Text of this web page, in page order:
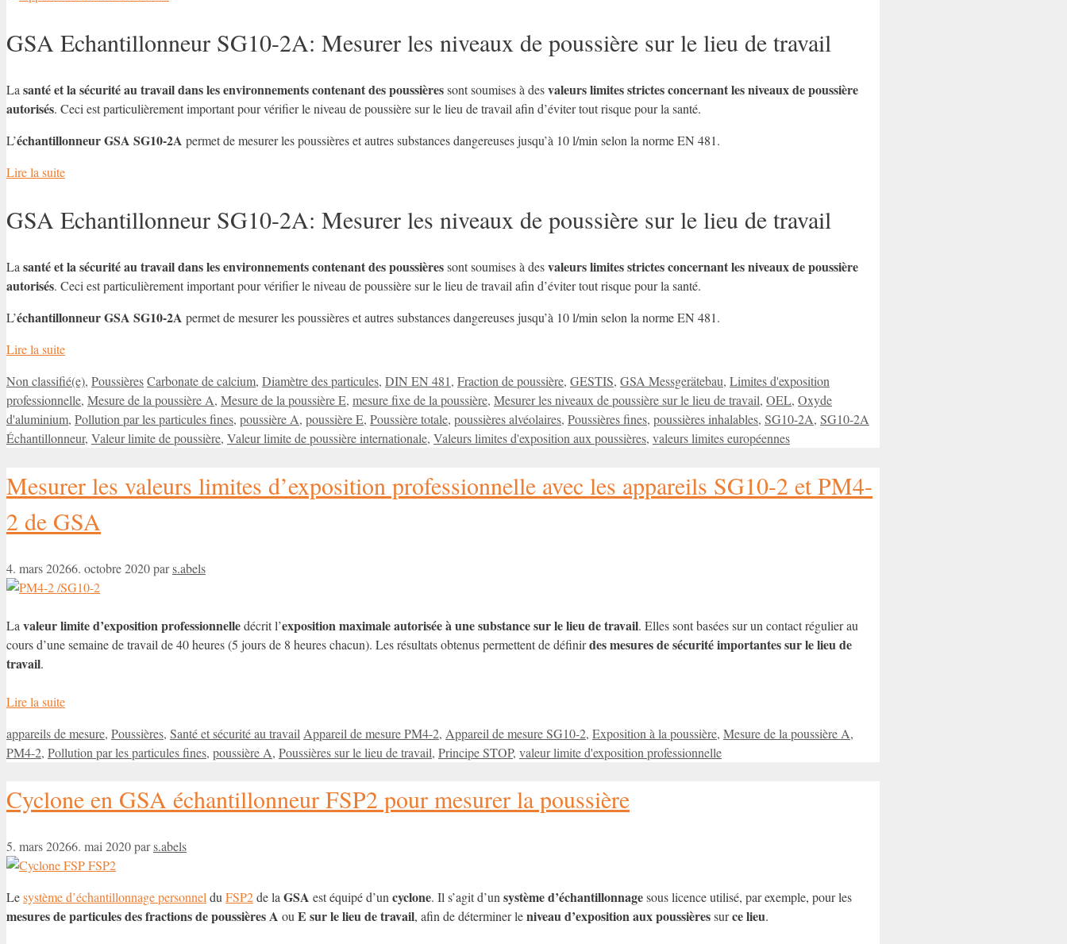
GSA Echantillonneur SG10-2A: Mesurer les niveaux de poussière sur le lieu de travail
La santé et la sécurité au travail dans les environnements contenant des poussièressont soumises à desvaleurs limites strictes concernant les niveaux de poussière
autorisés. Ceci est particulièrement important pour vérifier le niveau de poussière sur le lieu de travail afin d’éviter tout risque pour la santé.
L’échantillonneur GSA SG10-2A permet de mesurer les poussières et autres substances dangereuses jusqu’à 10 l/min selon la norme EN 481.
Lire la suite
GSA Echantillonneur SG10-2A: Mesurer les niveaux de poussière sur le lieu de travail
La santé et la sécurité au travail dans les environnements contenant des poussièressont soumises à desvaleurs limites strictes concernant les niveaux de poussière
autorisés. Ceci est particulièrement important pour vérifier le niveau de poussière sur le lieu de travail afin d’éviter tout risque pour la santé.
L’échantillonneur GSA SG10-2A permet de mesurer les poussières et autres substances dangereuses jusqu’à 10 l/min selon la norme EN 481.
Lire la suite
Catégories
Non classifié(e), PoussièresÉtiquettes
Carbonate de calcium, Diamètre des particules, DIN EN 481, Fraction de poussière, GESTIS, GSA Messgerätebau, Limites d'exposition
professionnelle, Mesure de la poussière A, Mesure de la poussière E, mesure fixe de la poussière, Mesurer les niveaux de poussière sur le lieu de travail, OEL, Oxyde
d'aluminium, Pollution par les particules fines, poussière A, poussière E, Poussière totale, poussières alvéolaires, Poussières fines, poussières inhalables, SG10-2A, SG10-2A
Échantillonneur, Valeur limite de poussière, Valeur limite de poussière internationale, Valeurs limites d'exposition aux poussières, valeurs limites européennes
Mesurer les valeurs limites d’exposition professionnelle avec les appareils SG10-2 et PM4-
2 de GSA
4. mars 20266. octobre 2020pars.abels
La valeur limite d’exposition professionnelledécrit l’exposition maximale autorisée à une substance sur le lieu de travail. Elles sont basées sur un contact régulier au
cours d’une semaine de travail de 40 heures (5 jours de 8 heures chacun). Les résultats obtenus permettent de définirdes mesures de sécurité importantes sur le lieu de
travail.
Lire la suite
Catégories
appareils de mesure, Poussières, Santé et sécurité au travail Étiquettes
Appareil de mesure PM4-2, Appareil de mesure SG10-2, Exposition à la poussière, Mesure de la poussière A,
PM4-2, Pollution par les particules fines, poussière A, Poussières sur le lieu de travail, Principe STOP, valeur limite d'exposition professionnelle
Cyclone en GSA échantillonneur FSP2 pour mesurer la poussière
5. mars 20266. mai 2020pars.abels
Lesystème d’échantillonnage personnelduFSP2de laGSA est équipé d’uncyclone. Il s’agit d’unsystème d’échantillonnagesous licence utilisé, par exemple, pour les
mesures de particules des fractions de poussièresA ouE sur le lieu de travail, afin de déterminer leniveau d’exposition aux poussièressurce lieu.